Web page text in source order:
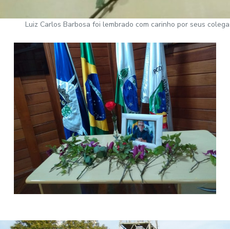
Luiz Carlos Barbosa foi lembrado com carinho por seus